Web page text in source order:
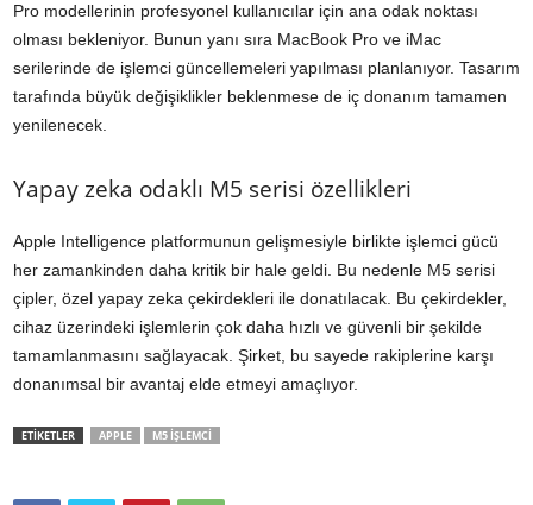
Pro modellerinin profesyonel kullanıcılar için ana odak noktası
olması bekleniyor. Bunun yanı sıra MacBook Pro ve iMac
serilerinde de işlemci güncellemeleri yapılması planlanıyor. Tasarım
tarafında büyük değişiklikler beklenmese de iç donanım tamamen
yenilenecek.
Yapay zeka odaklı M5 serisi özellikleri
Apple Intelligence platformunun gelişmesiyle birlikte işlemci gücü
her zamankinden daha kritik bir hale geldi. Bu nedenle M5 serisi
çipler, özel yapay zeka çekirdekleri ile donatılacak. Bu çekirdekler,
cihaz üzerindeki işlemlerin çok daha hızlı ve güvenli bir şekilde
tamamlanmasını sağlayacak. Şirket, bu sayede rakiplerine karşı
donanımsal bir avantaj elde etmeyi amaçlıyor.
ETİKETLER APPLE M5 İŞLEMCI